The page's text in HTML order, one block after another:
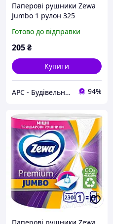
Паперові рушники Zewa
Jumbo 1 рулон 325
tГотово до відправки
205₴
Купити
АРС - Будівельний інтернет-гіпермаркет 94%